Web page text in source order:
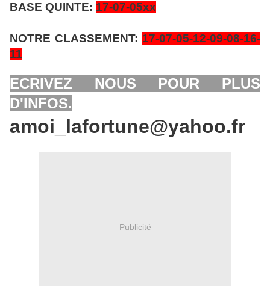
BASE QUINTE: 17-07-05xx
NOTRE CLASSEMENT: 17-07-05-12-09-08-16-
11
ECRIVEZ NOUS POUR PLUS
D'INFOS.
amoi_lafortune@yahoo.fr
Publicité